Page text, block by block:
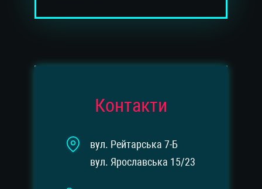
Контакти
вул. Рейтарська 7-Б
вул. Ярославська 15/23